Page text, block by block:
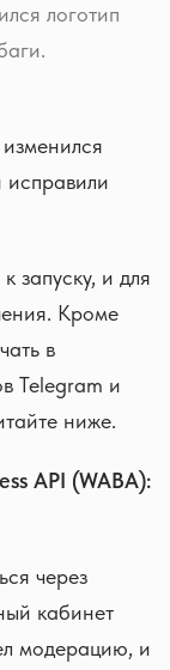
логотип
исправили
запуску, и для
Кроме
в
Telegram и
ниже.
API (WABA):
через
кабинет
модерацию, и